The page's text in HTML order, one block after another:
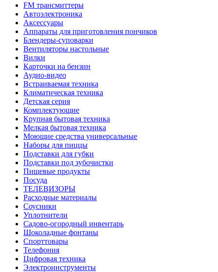
FM трансмиттеры
Автоэлектроника
Аксессуары
Аппараты для приготовления пончиков
Блендеры-суповарки
Вентиляторы настольные
Вилки
Карточки на бензин
Аудио-видео
Встраиваемая техника
Климатическая техника
Детская серия
Комплектующие
Крупная бытовая техника
Мелкая бытовая техника
Моющие средства универсальные
Наборы для пиццы
Подставки для губки
Подставки под зубочистки
Пищевые продукты
Посуда
ТЕЛЕВИЗОРЫ
Расходные материалы
Соусники
Уплотнители
Садово-огородный инвентарь
Шоколадные фонтаны
Спорттовары
Телефония
Цифровая техника
Электроинструменты